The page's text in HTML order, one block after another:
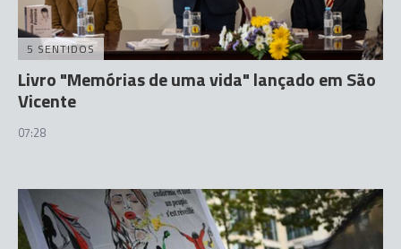
5 SENTIDOS
Livro "Memórias de uma vida" lançado em São
Vicente
07:28